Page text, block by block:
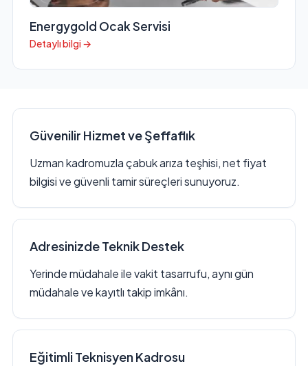
Energygold Ocak Servisi
Detaylı bilgi →
Güvenilir Hizmet ve Şeffaflık
Uzman kadromuzla çabuk arıza teşhisi, net fiyat
bilgisi ve güvenli tamir süreçleri sunuyoruz.
Adresinizde Teknik Destek
Yerinde müdahale ile vakit tasarrufu, aynı gün
müdahale ve kayıtlı takip imkânı.
Eğitimli Teknisyen Kadrosu